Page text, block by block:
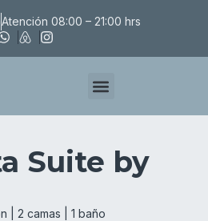
Atención 08:00 – 21:00 hrs
Suite by
| 2 camas | 1 baño